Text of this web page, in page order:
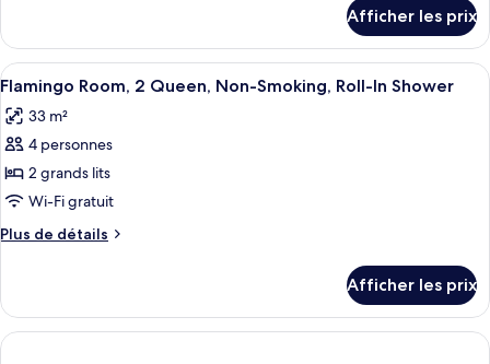
King,
Non-
Smoking,
Roll-
In
Shower
Go
Deluxe,
1
Non-
Smoking,
In
Shower
Afficher les prix
Afficher
toutes
les
photos
pour
ce
type
de
Flamingo
Room,
2
Une chambre d’hôtel avec deux
5
Flamingo Room, 2 Queen, Non-Smoking, Roll-In Shower
33 m²
4 personnes
2 grands lits
Wi-Fi gratuit
Plus de détails
Plus
Flamingo
Room,
2
Afficher les prix